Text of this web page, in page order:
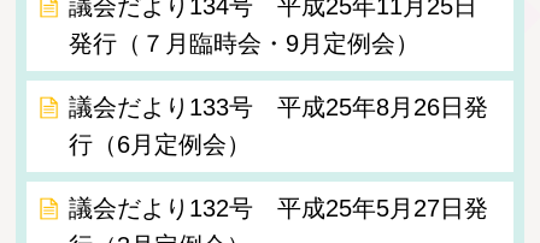
議会だより134号 平成25年11月25日
発行（７月臨時会・9月定例会）
議会だより133号 平成25年8月26日発
行（6月定例会）
議会だより132号 平成25年5月27日発